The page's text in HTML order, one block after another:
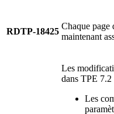
RDTP-18425
Chaque page
maintenant
Les
dans TPE 7.2
Les